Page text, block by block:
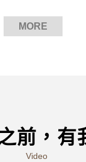
MORE
前，有
Video